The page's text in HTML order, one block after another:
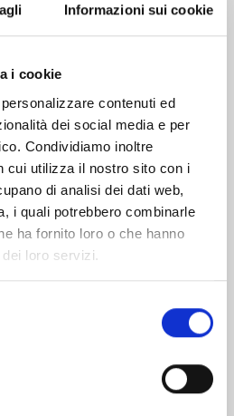
Informazioni sui cookie
i cookie
contenuti ed
dei social media e per
Condividiamo inoltre
cui utilizza il nostro sito con i
di analisi dei dati web,
i quali potrebbero combinarle
ha fornito loro o che hanno
loro servizi.
serie